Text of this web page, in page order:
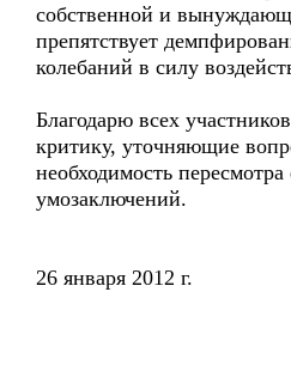
собственной и
препятствует
колебаний в силу
Благодарю всех
критику, уточняющие
необходимость
умозаключений.
26 января 2012 г.